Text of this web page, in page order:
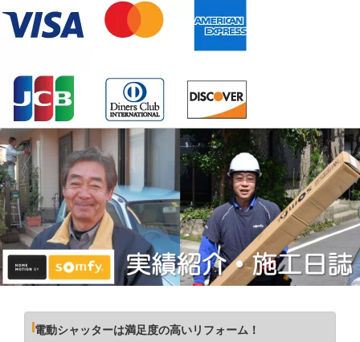
電動シャッターは満足度の高いリフォーム！